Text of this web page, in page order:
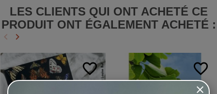
LES CLIENTS QUI ONT ACHETÉ CE
PRODUIT ONT ÉGALEMENT ACHETÉ :
Précédent
keyboard_arrow_left Suivant
keyboard_arrow_right
favorite_border favorite_border